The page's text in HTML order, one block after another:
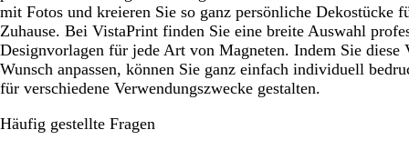
mit Fotos und kreieren Sie so ganz persönliche Dekostücke
Zuhause. Bei VistaPrint finden Sie eine breite Auswahl
Designvorlagen für jede Art von Magneten. Indem Sie diese
Wunsch anpassen, können Sie ganz einfach individuell
für verschiedene Verwendungszwecke gestalten.
Häufig gestellte Fragen